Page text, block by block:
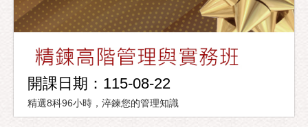
開課日期：115-08-22
精選8科96小時，淬鍊您的管理知識